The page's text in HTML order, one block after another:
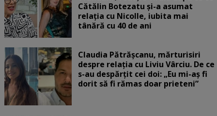
Cătălin Botezatu și-a asumat
relația cu Nicolle, iubita mai
tânără cu 40 de ani
Claudia Pătrășcanu, mărturisiri
despre relația cu Liviu Vârciu. De ce
s-au despărțit cei doi: „Eu mi-aș fi
dorit să fi rămas doar prieteni”